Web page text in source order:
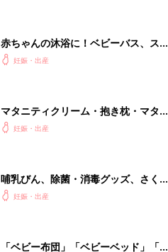
える口コミ人気ランキング【たまひよ
赤ちゃんグッズ大賞2026】
【たまひよ 赤ちゃんグッズ大賞
2026】
るだけで得する事とは
PR（イエウール）